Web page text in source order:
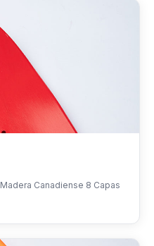
Canadiense 8 Capas